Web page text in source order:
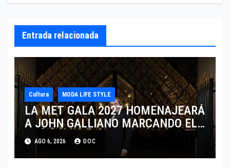
Entrada relacionada
Cultura MODA LIFE STYLE
LA MET GALA 2027 HOMENAJEARÁ
A JOHN GALLIANO MARCANDO EL
REGRESO DEL REY DEL
DRAMATISMO
AGO 6, 2026 DOC